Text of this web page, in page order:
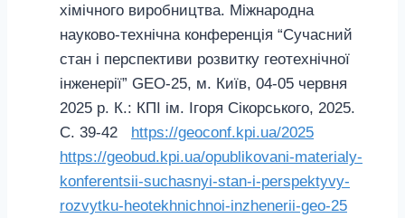
хімічного виробництва. Міжнародна
науково-технічна конференція “Сучасний
стан і перспективи розвитку геотехнічної
інженерії” GEO-25, м. Київ, 04-05 червня
2025 р. К.: КПІ ім. Ігоря Сікорського, 2025.
С. 39-42 https://geoconf.kpi.ua/2025
https://geobud.kpi.ua/opublikovani-materialy-
konferentsii-suchasnyi-stan-i-perspektyvy-
rozvytku-heotekhnichnoi-inzhenerii-geo-25